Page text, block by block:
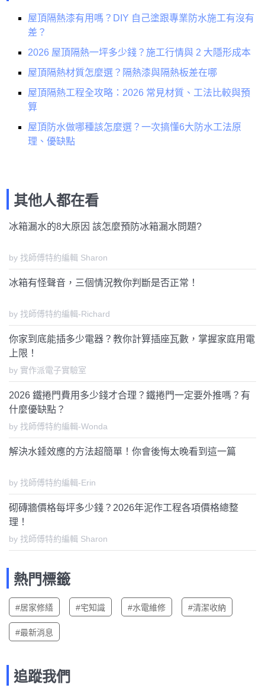
屋頂隔熱漆有用嗎？DIY 自己塗跟專業防水施工有沒有
差？
2026 屋頂隔熱一坪多少錢？施工行情與 2 大隱形成本
屋頂隔熱材質怎麼選？隔熱漆與隔熱板差在哪
屋頂隔熱工程全攻略：2026 常見材質、工法比較與預
算
屋頂防水做哪種該怎麼選？一次搞懂6大防水工法原
理、優缺點
其他人都在看
冰箱漏水的8大原因 該怎麼預防冰箱漏水問題?
by 找師傅特約編輯 Sharon
冰箱有怪聲音，三個情況教你判斷是否正常！
by 找師傅特約編輯-Richard
你家到底能插多少電器？教你計算插座瓦數，掌握家庭用電
上限！
by 實作派電子實驗室
2026 鐵捲門費用多少錢才合理？鐵捲門一定要外推嗎？有
什麼優缺點？
by 找師傅特約編輯-Wonda
解決水錘效應的方法超簡單！你會後悔太晚看到這一篇
by 找師傅特約編輯-Erin
砌磚牆價格每坪多少錢？2026年泥作工程各項價格總整
理！
by 找師傅特約編輯 Sharon
熱門標籤
#居家修繕 #宅知識 #水電維修 #清潔收納
#最新消息
追蹤我們